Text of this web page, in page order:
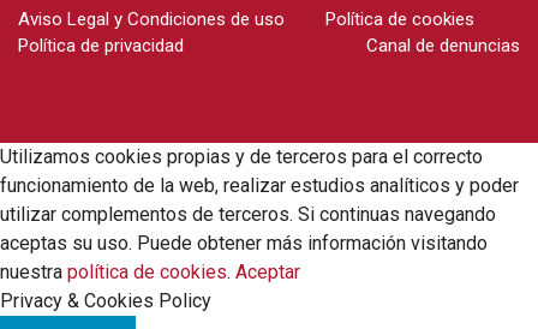
Aviso Legal y Condiciones de uso
Política de cookies
Política de privacidad
Canal de denuncias
Utilizamos cookies propias y de terceros para el correcto
funcionamiento de la web, realizar estudios analíticos y poder
utilizar complementos de terceros. Si continuas navegando
aceptas su uso. Puede obtener más información visitando
nuestra política de cookies. Aceptar
Privacy & Cookies Policy